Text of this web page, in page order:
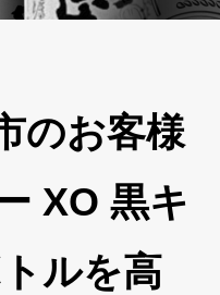
のお客様
XO 黒キ
ルを高